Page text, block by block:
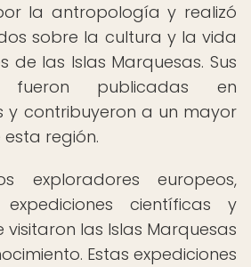
la antropología y realizó
sobre la cultura y la vida
de las Islas Marquesas. Sus
fueron publicadas en
y contribuyeron a un mayor
región.
exploradores europeos,
científicas y
las Islas Marquesas
Estas expediciones